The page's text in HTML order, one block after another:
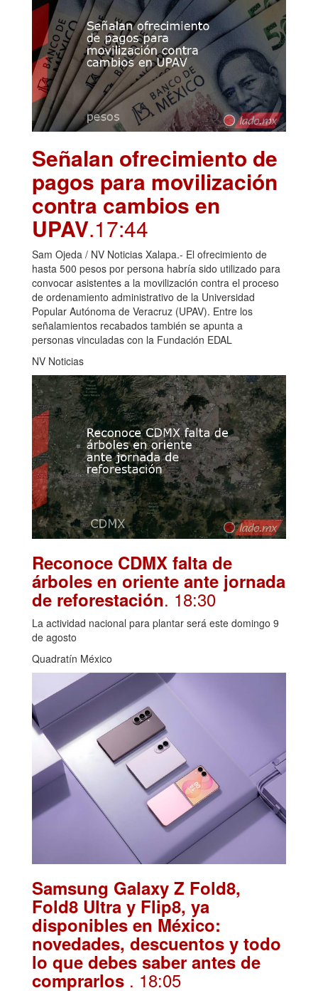
Señalan ofrecimiento de
pagos para movilización
contra cambios en
UPAV.17:44
Sam Ojeda / NV Noticias Xalapa.- El ofrecimiento de
hasta 500 pesos por persona habría sido utilizado para
convocar asistentes a la movilización contra el proceso
de ordenamiento administrativo de la Universidad
Popular Autónoma de Veracruz (UPAV). Entre los
señalamientos recabados también se apunta a
personas vinculadas con la Fundación EDAL
NV Noticias
Reconoce CDMX falta de
árboles en oriente ante jornada
de reforestación. 18:30
La actividad nacional para plantar será este domingo 9
de agosto
Quadratín México
Samsung Galaxy Z Fold8,
Fold8 Ultra y Flip8, ya
disponibles en México:
novedades, descuentos y todo
lo que debes saber antes de
comprarlos . 18:05